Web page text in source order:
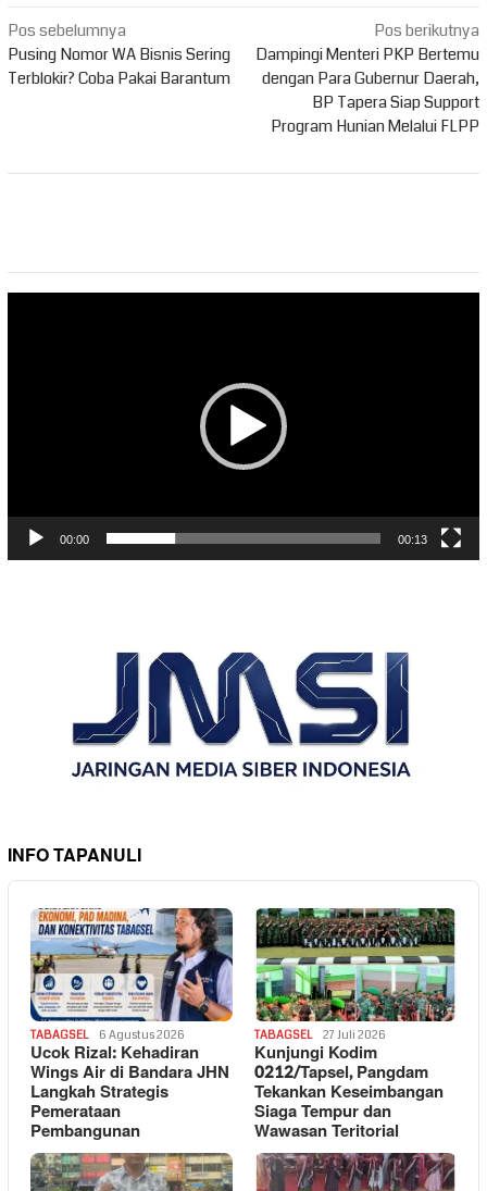
Navigasi
pos
Pos sebelumnya
Pusing Nomor WA Bisnis Sering
Terblokir? Coba Pakai Barantum
Pos berikutnya
Dampingi Menteri PKP Bertemu
dengan Para Gubernur Daerah,
BP Tapera Siap Support
Program Hunian Melalui FLPP
00:00 00:13
INFO TAPANULI
TABAGSEL 6 Agustus 2026
Ucok Rizal: Kehadiran
Wings Air di Bandara JHN
Langkah Strategis
Pemerataan
Pembangunan
TABAGSEL 27 Juli 2026
Kunjungi Kodim
0212/Tapsel, Pangdam
Tekankan Keseimbangan
Siaga Tempur dan
Wawasan Teritorial